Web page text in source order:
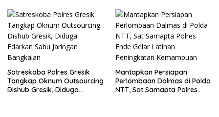
Perbatasan
Simpang Lima
Satreskoba Polres Gresik
Tangkap Oknum Outsourcing
Dishub Gresik, Diduga
Mantapkan Persiapan
Perlombaan Dalmas di Polda
NTT, Sat Samapta Polres